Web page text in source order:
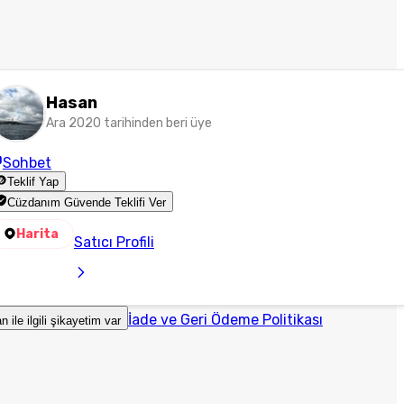
Hasan
Ara 2020 tarihinden beri üye
Sohbet
Teklif Yap
Cüzdanım Güvende Teklifi Ver
Harita Satıcı Profili
ile ilgili şikayetim var İade ve Geri Ödeme Politikası